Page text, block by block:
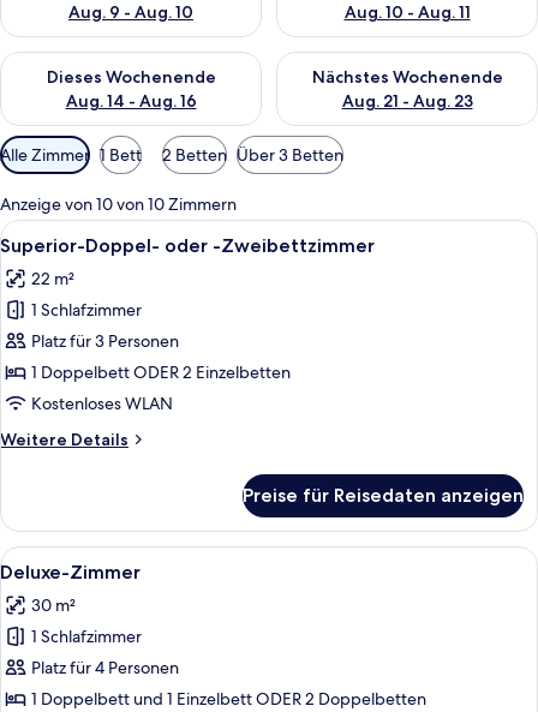
Aug. 9 - Aug. 10
Aug. 10 - Aug. 11
Dieses Wochenende
Aug. 14 - Aug. 16
Überprüfe die Verfügbarkeit für dieses Wochenende, Aug. 14
Nächstes Wochenende
Aug. 21 - Aug. 23
Überprüfe die Verfügbarkeit
Verfügbare
Filter
für
Zimmer
Alle Zimmer 1 Bett 2 Betten Über 3 Betten
Anzeige von 10 von 10 Zimmern
Alle
Fotos
für
Superior-
Doppel-
oder
-
anzeigen
Ein Hotelzimmer mit Bett,
8
Superior-Doppel- oder -Zweibettzimmer
22 m²
1 Schlafzimmer
Platz für 3 Personen
1 Doppelbett ODER 2 Einzelbetten
Kostenloses WLAN
Weitere Details
Weitere
Doppel-
oder
-
Preise für Reisedaten anzeigen
Alle
Fotos
für
Deluxe-
Zimmer
anzeigen
Ein Hotelzimmer mit zwei Betten,
9
Deluxe-Zimmer
30 m²
1 Schlafzimmer
Platz für 4 Personen
1 Doppelbett und 1 Einzelbett ODER 2 Doppelbetten